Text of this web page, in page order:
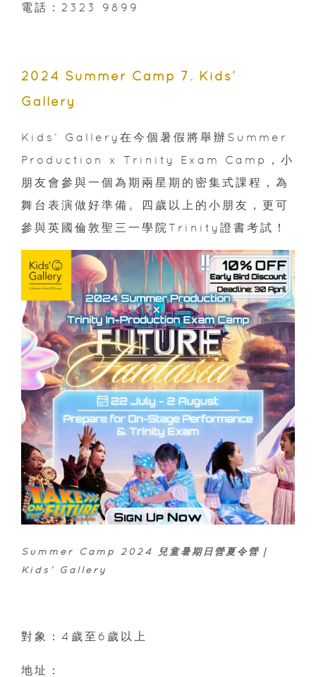
電話：2323 9899
2024 Summer Camp 7. Kids’
Gallery
Kids’ Gallery在今個暑假將舉辦Summer
Production x Trinity Exam Camp，小
朋友會參與一個為期兩星期的密集式課程，為
舞台表演做好準備。四歲以上的小朋友，更可
參與英國倫敦聖三一學院Trinity證書考試！
Summer Camp 2024 兒童暑期日營夏令營｜
Kids’ Gallery
對象：4歲至6歲以上
地址：